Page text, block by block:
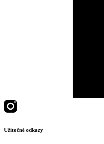
Užitočné odkazy